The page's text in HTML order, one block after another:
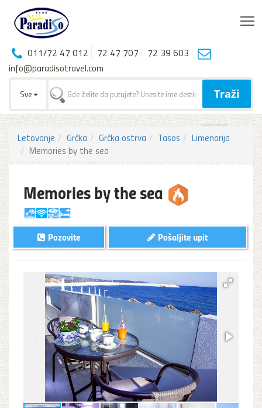
011/72 47 012 72 47 707
72 39 603
info@paradisotravel.com
Sve Traži
Letovanje Grčka Grčka ostrva Tasos
Limenarija
Memories by the sea
Memories by the sea
Pošaljite upit
Pozovite